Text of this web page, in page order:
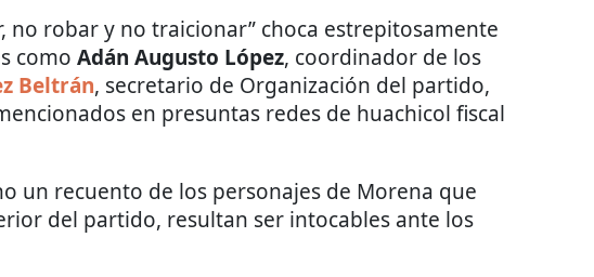
no robar y no traicionar” choca estrepitosamente
como Adán Augusto López, coordinador de los
Beltrán, secretario de Organización del partido,
en presuntas redes de huachicol fiscal
un recuento de los personajes de Morena que
del partido, resultan ser intocables ante los